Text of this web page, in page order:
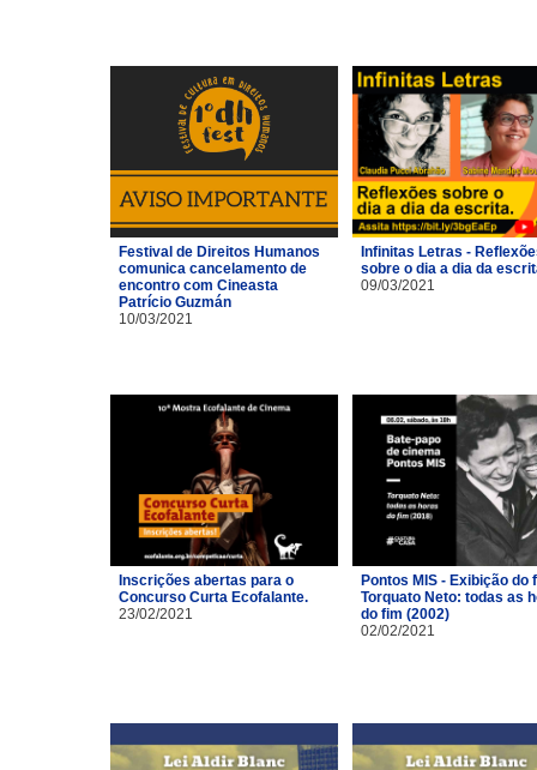
Festival de Direitos Humanos
comunica cancelamento de
encontro com Cineasta
Patrício Guzmán
10/03/2021
Infinitas Letras -
sobre o dia a dia da
09/03/2021
Inscrições abertas para o
Concurso Curta Ecofalante.
23/02/2021
Pontos MIS - Exibição do
Torquato Neto: todas as
do fim (2002)
02/02/2021